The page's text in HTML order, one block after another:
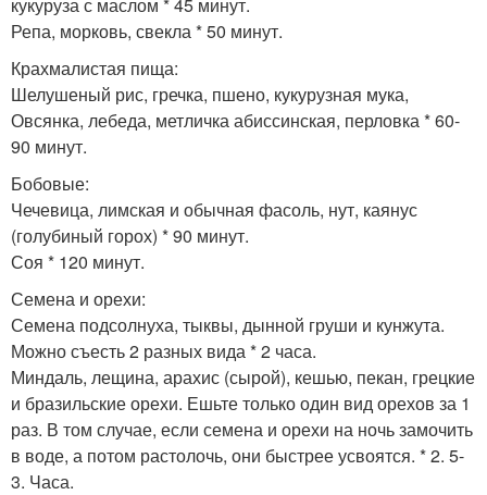
Репа, морковь, свекла * 50 минут.
Крахмалистая пища:
Шелушеный рис, гречка, пшено, кукурузная мука,
Овсянка, лебеда, метличка абиссинская, перловка * 60-
90 минут.
Бобовые:
Чечевица, лимская и обычная фасоль, нут, каянус
(голубиный горох) * 90 минут.
Соя * 120 минут.
Семена и орехи:
Семена подсолнуха, тыквы, дынной груши и кунжута.
Можно съесть 2 разных вида * 2 часа.
Миндаль, лещина, арахис (сырой), кешью, пекан, грецкие
и бразильские орехи. Ешьте только один вид орехов за 1
раз. В том случае, если семена и орехи на ночь замочить
в воде, а потом растолочь, они быстрее усвоятся. * 2. 5-
3. Часа.